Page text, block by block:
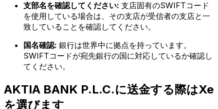
支部名を確認してください: 支店固有のSWIFTコード
を使用している場合は、その支店が受信者の支店と一
致していることを確認してください。
国名確認: 銀行は世界中に拠点を持っています。
SWIFTコードが宛先銀行の国に対応しているか確認し
てください。
AKTIA BANK P.L.C.に送金する際はXe
を選びます